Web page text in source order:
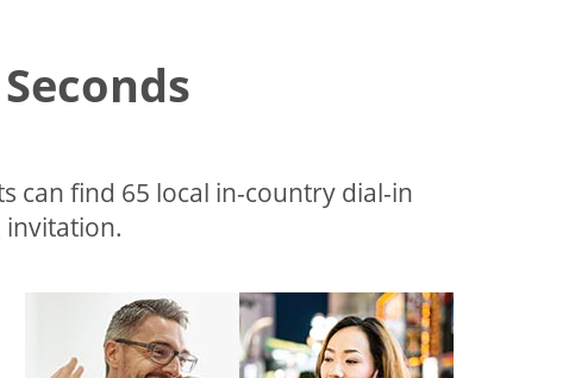
can find 65 local in-country dial-in
invitation.